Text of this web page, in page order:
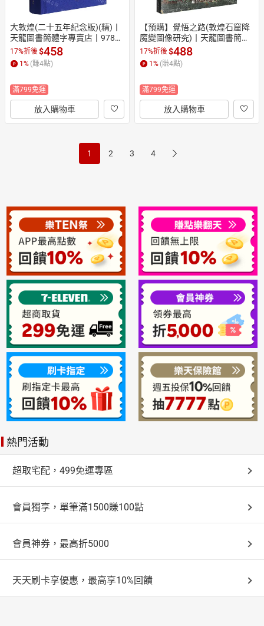
大敦煌(二十五年紀念版)(精)丨
天龍圖書簡體字專賣店丨97875
42364203 (tl2607)
17%折後$458
1 % (賺4點)
滿799免運
放入購物車
【預購】覺悟之路(敦煌石窟降
魔變圖像研究)丨天龍圖書簡體
字專賣店丨9787569565300 (tl
2610)
17%折後$488
1 % (賺4點)
滿799免運
放入購物車
1 2 3 4
熱門活動
超取宅配，499免運專區
會員獨享，單筆滿1500賺100點
會員神券，最高折5000
天天刷卡享優惠，最高享10%回饋